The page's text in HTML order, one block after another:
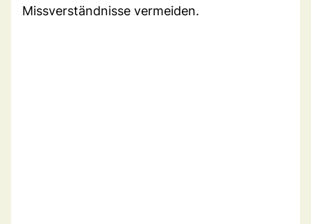
Missverständnisse vermeiden.